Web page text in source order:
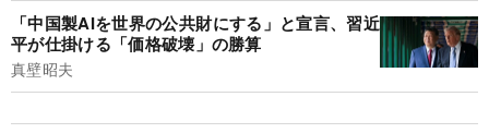
「中国製AIを世界の公共財にする」と宣言、習近
平が仕掛ける「価格破壊」の勝算
真壁昭夫